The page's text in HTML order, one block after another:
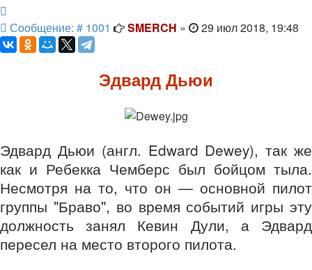
Сообщение: # 1001 Сообщение
SMERCH » 29 июл 2018, 19:48
Эдвард Дьюи
Эдвард Дьюи (англ. Edward Dewey), так же
как и Ребекка Чемберс был бойцом тыла.
Несмотря на то, что он — основной пилот
группы "Браво", во время событий игры эту
должность занял Кевин Дули, а Эдвард
пересел на место второго пилота.